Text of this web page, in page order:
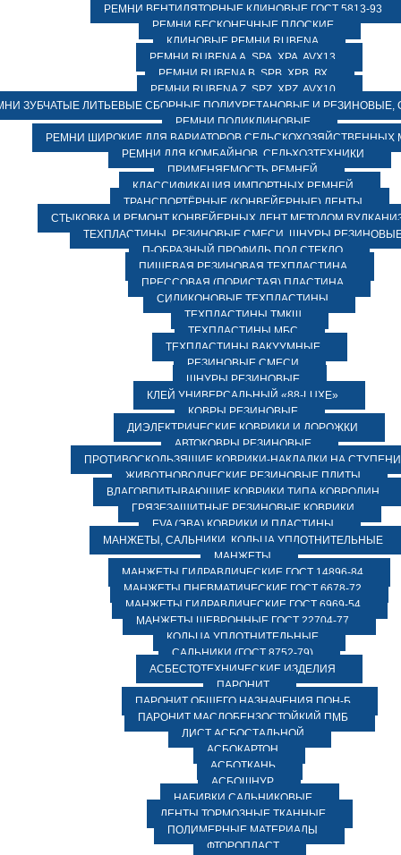
РЕМНИ ВЕНТИЛЯТОРНЫЕ КЛИНОВЫЕ ГОСТ 5813-93
РЕМНИ БЕСКОНЕЧНЫЕ ПЛОСКИЕ
КЛИНОВЫЕ РЕМНИ RUBENA
РЕМНИ RUBENA А, SPA, XPA, AVX13
РЕМНИ RUBENA В, SPВ, ХPВ, ВХ
РЕМНИ RUBENA Z, SPZ, XPZ, AVX10
ЗУБЧАТЫЕ ЛИТЬЕВЫЕ СБОРНЫЕ ПОЛИУРЕТАНОВЫЕ И РЕЗИНОВЫЕ,
РЕМНИ ПОЛИКЛИНОВЫЕ
РЕМНИ ШИРОКИЕ ДЛЯ ВАРИАТОРОВ СЕЛЬСКОХОЗЯЙСТВЕННЫХ
РЕМНИ ДЛЯ КОМБАЙНОВ, СЕЛЬХОЗТЕХНИКИ
ПРИМЕНЯЕМОСТЬ РЕМНЕЙ
КЛАССИФИКАЦИЯ ИМПОРТНЫХ РЕМНЕЙ
ТРАНСПОРТЁРНЫЕ (КОНВЕЙЕРНЫЕ) ЛЕНТЫ
СТЫКОВКА И РЕМОНТ КОНВЕЙЕРНЫХ ЛЕНТ МЕТОДОМ
ТЕХПЛАСТИНЫ, РЕЗИНОВЫЕ СМЕСИ, ШНУРЫ
П-ОБРАЗНЫЙ ПРОФИЛЬ ПОД СТЕКЛО
ПИЩЕВАЯ РЕЗИНОВАЯ ТЕХПЛАСТИНА
ПРЕССОВАЯ (ПОРИСТАЯ) ПЛАСТИНА
СИЛИКОНОВЫЕ ТЕХПЛАСТИНЫ
ТЕХПЛАСТИНЫ ТМКЩ
ТЕХПЛАСТИНЫ МБС
ТЕХПЛАСТИНЫ ВАКУУМНЫЕ
РЕЗИНОВЫЕ СМЕСИ
ШНУРЫ РЕЗИНОВЫЕ
КЛЕЙ УНИВЕРСАЛЬНЫЙ «88-LUXE»
КОВРЫ РЕЗИНОВЫЕ
ДИЭЛЕКТРИЧЕСКИЕ КОВРИКИ И ДОРОЖКИ
АВТОКОВРЫ РЕЗИНОВЫЕ
ПРОТИВОСКОЛЬЗЯЩИЕ КОВРИКИ-НАКЛАДКИ НА СТУПЕНИ
ЖИВОТНОВОДЧЕСКИЕ РЕЗИНОВЫЕ ПЛИТЫ
ВЛАГОВПИТЫВАЮЩИЕ КОВРИКИ ТИПА КОВРОЛИН
ГРЯЗЕЗАЩИТНЫЕ РЕЗИНОВЫЕ КОВРИКИ
EVA (ЭВА) КОВРИКИ И ПЛАСТИНЫ
МАНЖЕТЫ, САЛЬНИКИ, КОЛЬЦА УПЛОТНИТЕЛЬНЫЕ
МАНЖЕТЫ
МАНЖЕТЫ ГИДРАВЛИЧЕСКИЕ ГОСТ 14896-84
МАНЖЕТЫ ПНЕВМАТИЧЕСКИЕ ГОСТ 6678-72
МАНЖЕТЫ ГИДРАВЛИЧЕСКИЕ ГОСТ 6969-54
МАНЖЕТЫ ШЕВРОННЫЕ ГОСТ 22704-77
КОЛЬЦА УПЛОТНИТЕЛЬНЫЕ
САЛЬНИКИ (ГОСТ 8752-79)
АСБЕСТОТЕХНИЧЕСКИЕ ИЗДЕЛИЯ
ПАРОНИТ
ПАРОНИТ ОБЩЕГО НАЗНАЧЕНИЯ ПОН-Б
ПАРОНИТ МАСЛОБЕНЗОСТОЙКИЙ ПМБ
ЛИСТ АСБОСТАЛЬНОЙ
АСБОКАРТОН
АСБОТКАНЬ
АСБОШНУР
НАБИВКИ САЛЬНИКОВЫЕ
ЛЕНТЫ ТОРМОЗНЫЕ ТКАННЫЕ
ПОЛИМЕРНЫЕ МАТЕРИАЛЫ
ФТОРОПЛАСТ